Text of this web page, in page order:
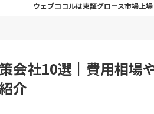
ウェブココルは東証グロース市場上
会社10選｜費用相場
介